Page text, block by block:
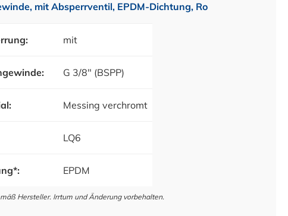
mit Absperrventil, EPDM-Dichtung, Ro
mit
G 3/8" (BSPP)
Messing verchromt
LQ6
EPDM
Hersteller. Irrtum und Änderung vorbehalten.